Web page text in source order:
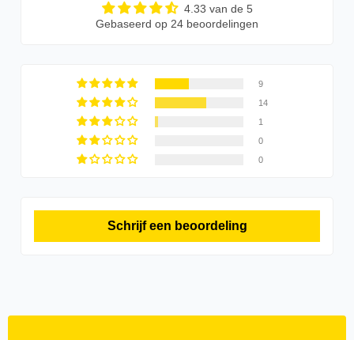
4.33 van de 5
Gebaseerd op 24 beoordelingen
9
14
1
0
0
Schrijf een beoordeling